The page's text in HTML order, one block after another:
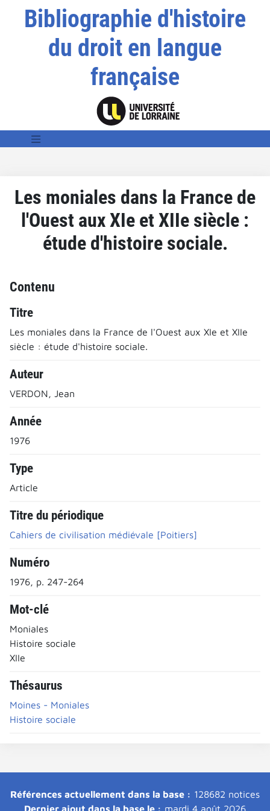
Bibliographie d'histoire
du droit en langue
française
Les moniales dans la France de
l'Ouest aux XIe et XIIe siècle :
étude d'histoire sociale.
Contenu
Titre
Les moniales dans la France de l'Ouest aux XIe et XIIe
siècle : étude d'histoire sociale.
Auteur
VERDON, Jean
Année
1976
Type
Article
Titre du périodique
Cahiers de civilisation médiévale [Poitiers]
Numéro
1976, p. 247-264
Mot-clé
Moniales
Histoire sociale
XIIe
Thésaurus
Moines - Moniales
Histoire sociale
Références actuellement dans la base : 128682 notices
Dernier ajout dans la base le : mardi 4 août 2026